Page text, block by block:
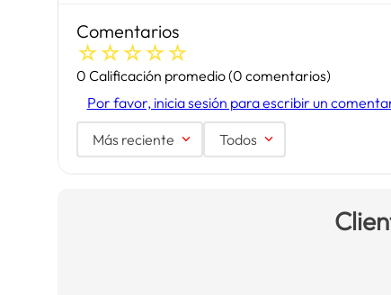
Comentarios
☆☆☆☆☆
0 Calificación promedio(0 comentarios)
Por favor, inicia sesión para escribir un
Más reciente Todos